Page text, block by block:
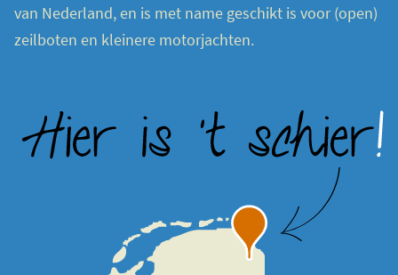
van Nederland, en is met name geschikt is voor (open)
zeilboten en kleinere motorjachten.